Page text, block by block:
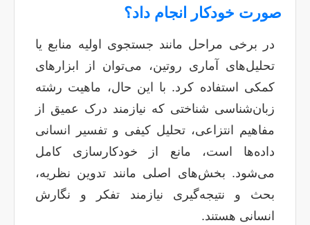
صورت خودکار انجام داد؟
در برخی مراحل مانند جستجوی اولیه منابع یا
تحلیل‌های آماری روتین، می‌توان از ابزارهای
کمکی استفاده کرد. با این حال، ماهیت رشته
زبان‌شناسی شناختی که نیازمند درک عمیق از
مفاهیم انتزاعی، تحلیل کیفی و تفسیر انسانی
داده‌ها است، مانع از خودکارسازی کامل
می‌شود. بخش‌های اصلی مانند تدوین نظریه،
بحث و نتیجه‌گیری نیازمند تفکر و نگارش
انسانی هستند.